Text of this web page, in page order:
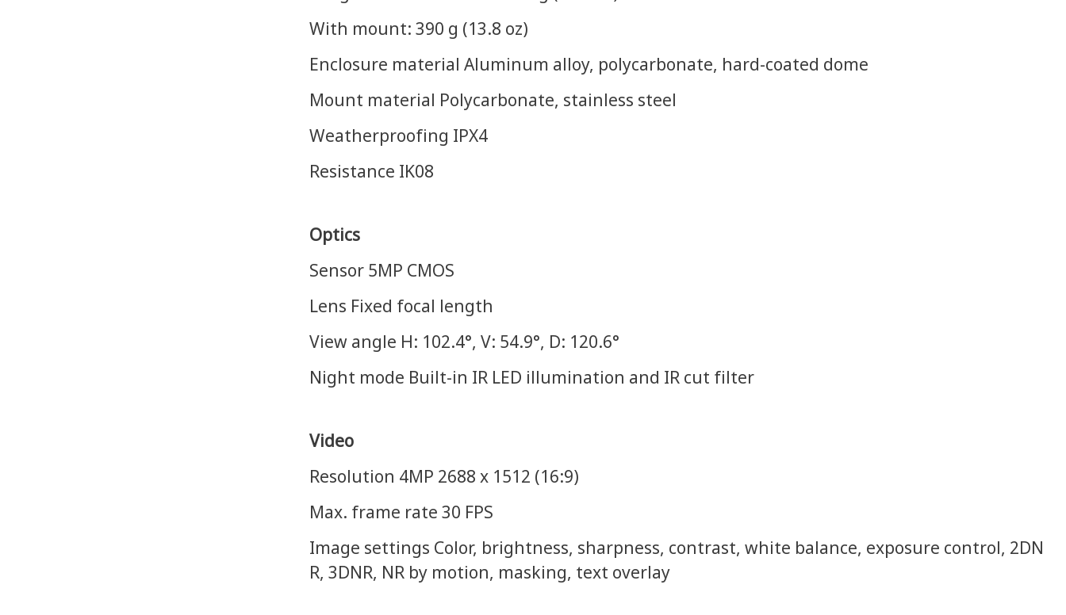
With mount: 390 g (13.8 oz)
Enclosure material Aluminum alloy, polycarbonate, hard-coated dome
Mount material Polycarbonate, stainless steel
Weatherproofing IPX4
Resistance IK08
Optics
Sensor 5MP CMOS
Lens Fixed focal length
View angle H: 102.4°, V: 54.9°, D: 120.6°
Night mode Built-in IR LED illumination and IR cut filter
Video
Resolution 4MP 2688 x 1512 (16:9)
Max. frame rate 30 FPS
Image settings Color, brightness, sharpness, contrast, white balance, exposure control, 2DN
R, 3DNR, NR by motion, masking, text overlay